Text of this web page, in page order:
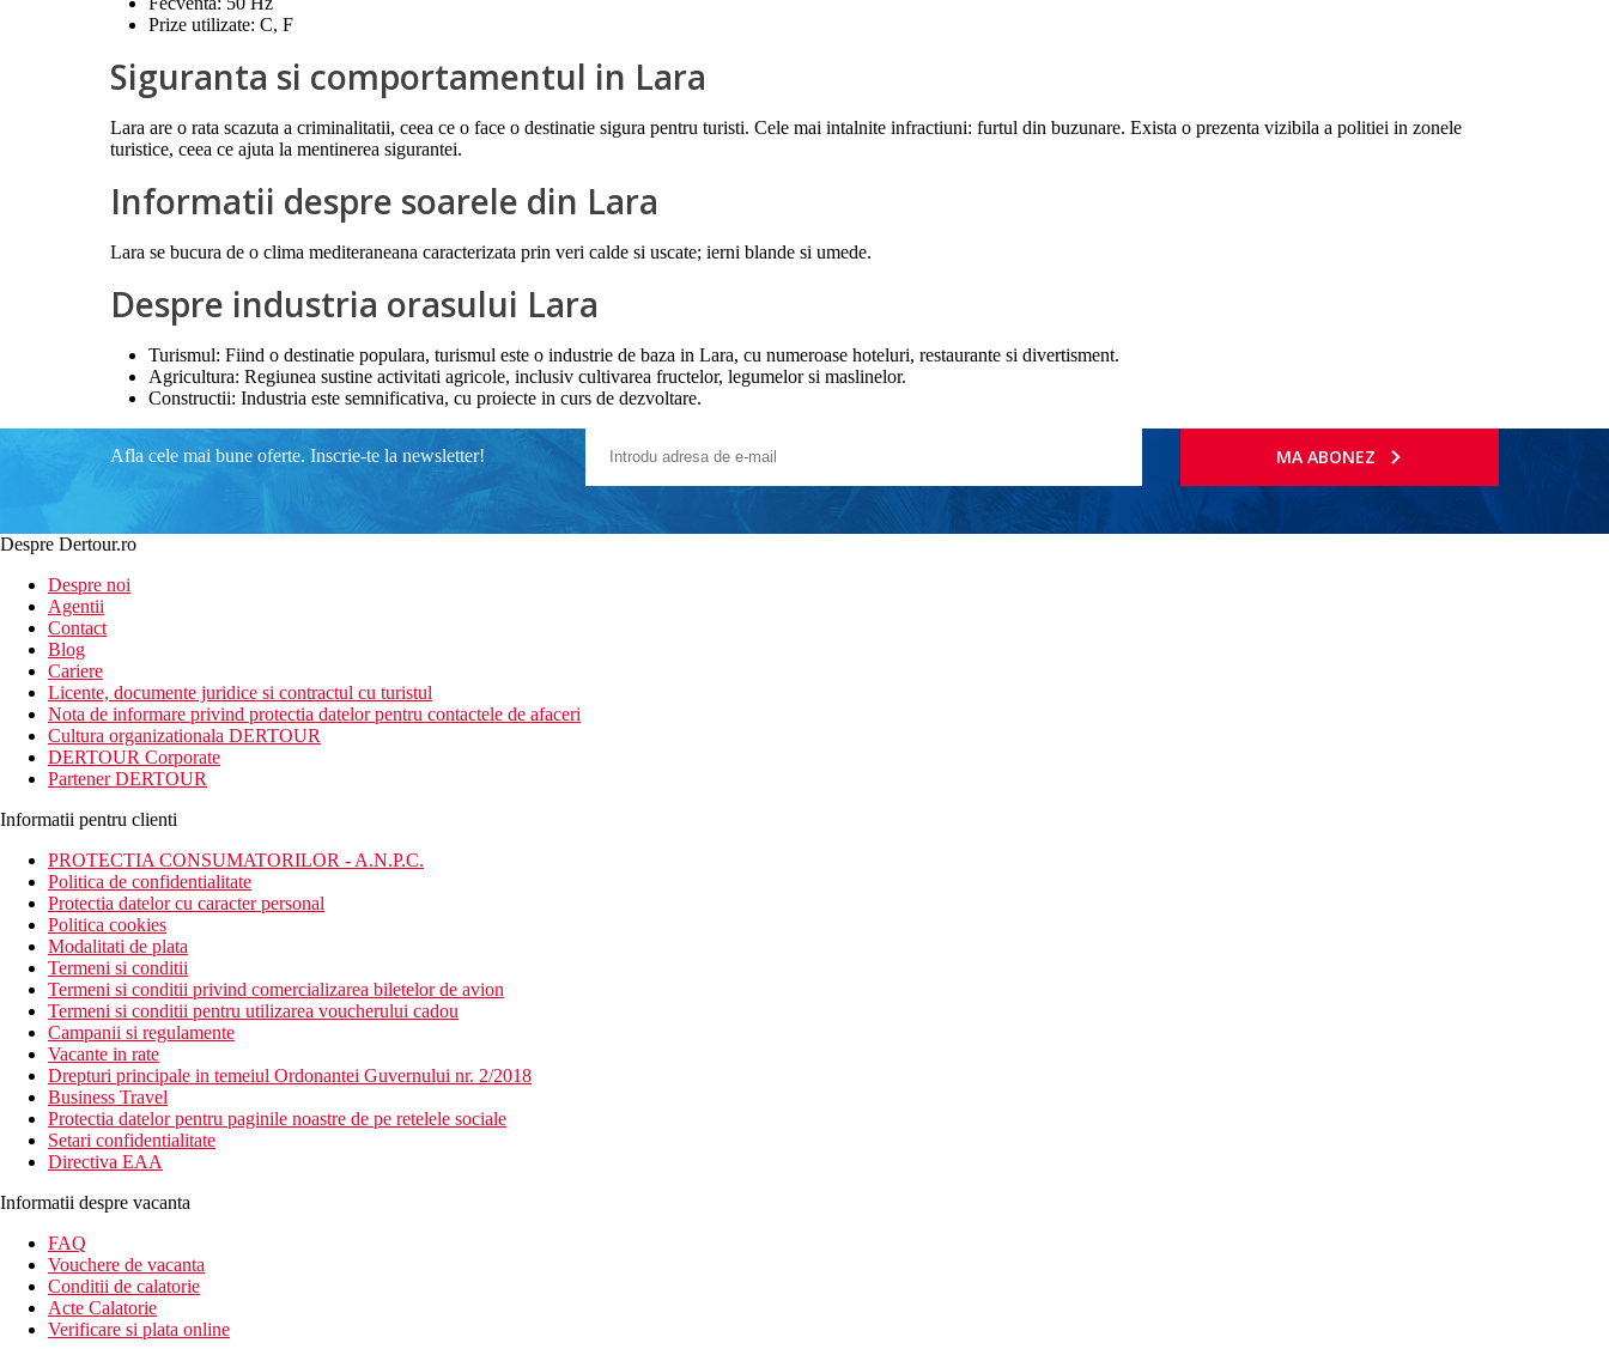
Prize utilizate: C, F
Siguranta si comportamentul in Lara
Lara are o rata scazuta a criminalitatii, ceea ce o face o destinatie sigura pentru turisti. Cele mai intalnite infractiuni: furtul din buzunare. Exista o prezenta vizibila a politiei in zonele
turistice, ceea ce ajuta la mentinerea sigurantei.
Informatii despre soarele din Lara
Lara se bucura de o clima mediteraneana caracterizata prin veri calde si uscate; ierni blande si umede.
Despre industria orasului Lara
Turismul: Fiind o destinatie populara, turismul este o industrie de baza in Lara, cu numeroase hoteluri, restaurante si divertisment.
Agricultura: Regiunea sustine activitati agricole, inclusiv cultivarea fructelor, legumelor si maslinelor.
Constructii: Industria este semnificativa, cu proiecte in curs de dezvoltare.
Afla cele mai bune oferte. Inscrie-te la newsletter! MA ABONEZ
Despre Dertour.ro
Despre noi
Agentii
Contact
Blog
Cariere
Licente, documente juridice si contractul cu turistul
Nota de informare privind protectia datelor pentru contactele de afaceri
Cultura organizationala DERTOUR
DERTOUR Corporate
Partener DERTOUR
Informatii pentru clienti
PROTECTIA CONSUMATORILOR - A.N.P.C.
Politica de confidentialitate
Protectia datelor cu caracter personal
Politica cookies
Modalitati de plata
Termeni si conditii
Termeni si conditii privind comercializarea biletelor de avion
Termeni si conditii pentru utilizarea voucherului cadou
Campanii si regulamente
Vacante in rate
Drepturi principale in temeiul Ordonantei Guvernului nr. 2/2018
Business Travel
Protectia datelor pentru paginile noastre de pe retelele sociale
Setari confidentialitate
Directiva EAA
Informatii despre vacanta
FAQ
Vouchere de vacanta
Conditii de calatorie
Acte Calatorie
Verificare si plata online